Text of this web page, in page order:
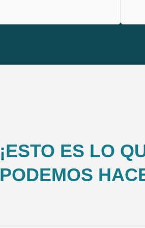
¡ESTO ES LO
PODEMOS